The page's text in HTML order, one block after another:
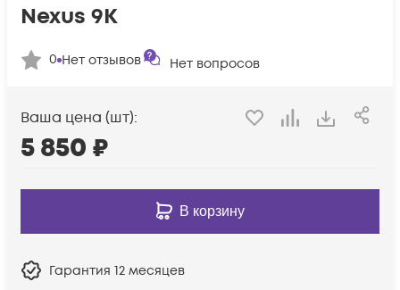
Nexus 9K
0 Нет отзывов Нет вопросов
Ваша цена (шт):
5 850 ₽
В корзину
Гарантия 12 месяцев